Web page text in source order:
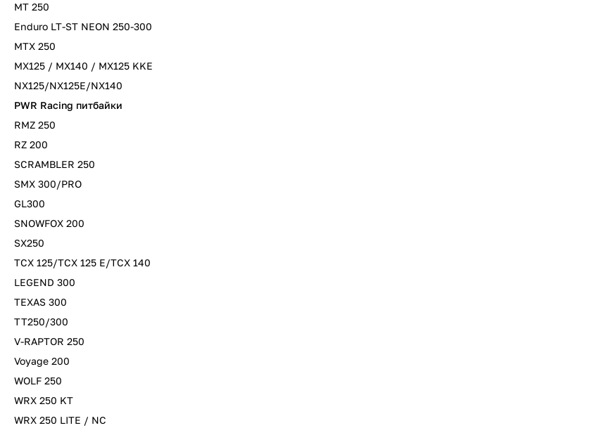
MT 250
Enduro LT-ST NEON 250-300
MTX 250
MX125 / MX140 / MX125 KKE
NX125/NX125E/NX140
PWR Racing питбайки
RMZ 250
RZ 200
SCRAMBLER 250
SMX 300/PRO
GL300
SNOWFOX 200
SX250
TCX 125/TCX 125 E/TCX 140
LEGEND 300
TEXAS 300
TT250/300
V-RAPTOR 250
Voyage 200
WOLF 250
WRX 250 KT
WRX 250 LITE / NC